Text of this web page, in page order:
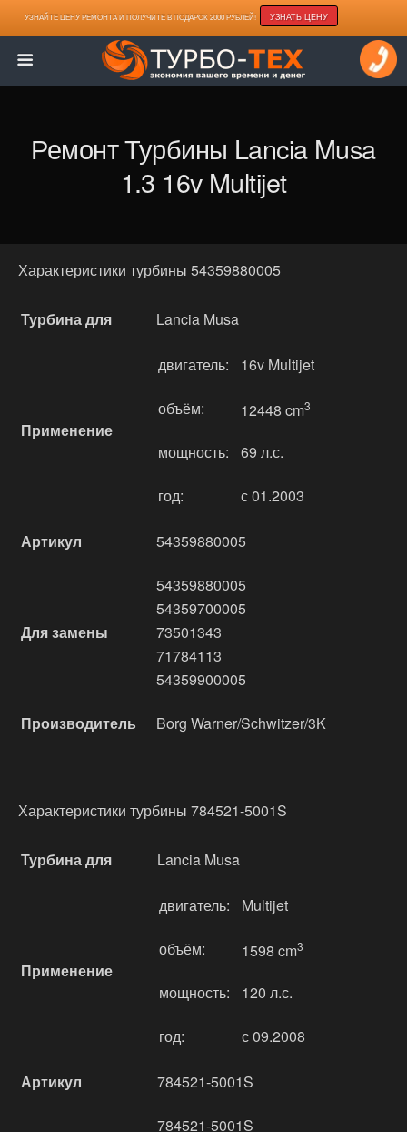
УЗНАЙТЕ ЦЕНУ РЕМОНТА И ПОЛУЧИТЕ В ПОДАРОК 2000 РУБЛЕЙ! УЗНАТЬ ЦЕНУ
Ремонт Турбины Lancia Musa
1.3 16v Multijet
Характеристики турбины 54359880005
Турбина для Lancia Musa
Применение
двигатель: 16v Multijet
объём: 12448 cm3
мощность: 69 л.с.
год: с 01.2003
Артикул 54359880005
Для замены
54359880005
54359700005
73501343
71784113
54359900005
Производитель Borg Warner/Schwitzer/3K
Характеристики турбины 784521-5001S
Турбина для Lancia Musa
Применение
двигатель: Multijet
объём: 1598 cm3
мощность: 120 л.с.
год: с 09.2008
Артикул 784521-5001S
784521-5001S